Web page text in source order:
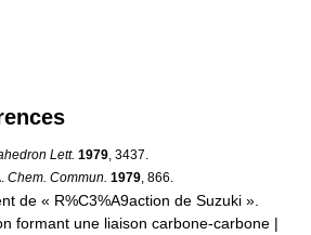
Lett. 1979, 3437.
Chem. Commun. 1979, 866.
de « R%C3%A9action de Suzuki ».
formant une liaison carbone-carbone |